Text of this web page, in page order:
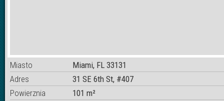
Miasto
Miami, FL 33131
Adres
31 SE 6th St, #407
Powierznia
101 m²